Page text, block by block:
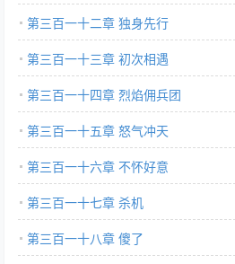
第三百一十二章 独身先行
第三百一十三章 初次相遇
第三百一十四章 烈焰佣兵团
第三百一十五章 怒气冲天
第三百一十六章 不怀好意
第三百一十七章 杀机
第三百一十八章 傻了